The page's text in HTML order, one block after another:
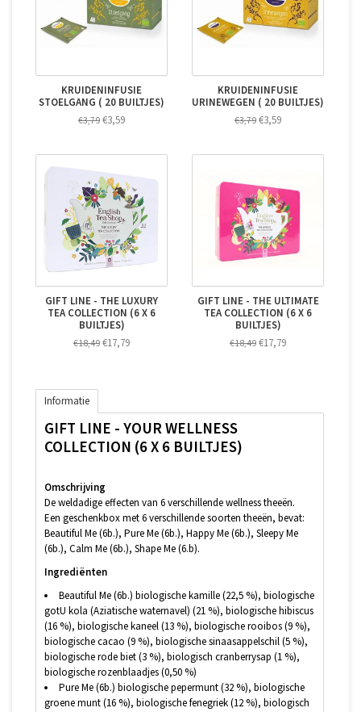
KRUIDENINFUSIE
STOELGANG ( 20 BUILTJES)
€3,79 €3,59
KRUIDENINFUSIE
URINEWEGEN ( 20 BUILTJES)
€3,79 €3,59
GIFT LINE - THE LUXURY
TEA COLLECTION (6 X 6
BUILTJES)
€18,49 €17,79
GIFT LINE - THE ULTIMATE
TEA COLLECTION (6 X 6
BUILTJES)
€18,49 €17,79
Informatie
GIFT LINE - YOUR WELLNESS
COLLECTION (6 X 6 BUILTJES)
Omschrijving
De weldadige effecten van 6 verschillende wellness theeën.
Een geschenkbox met 6 verschillende soorten theeën, bevat:
Beautiful Me (6b.), Pure Me (6b.), Happy Me (6b.), Sleepy Me
(6b.), Calm Me (6b.), Shape Me (6.b).
Ingrediënten
Beautiful Me (6b.) biologische kamille (22,5 %), biologische
gotU kola (Aziatische waternavel) (21 %), biologische hibiscus
(16 %), biologische kaneel (13 %), biologische rooibos (9 %),
biologische cacao (9 %), biologische sinaasappelschil (5 %),
biologische rode biet (3 %), biologisch cranberrysap (1 %),
biologische rozenblaadjes (0,50 %)
Pure Me (6b.) biologische pepermunt (32 %), biologische
groene munt (16 %), biologische fenegriek (12 %), biologisch